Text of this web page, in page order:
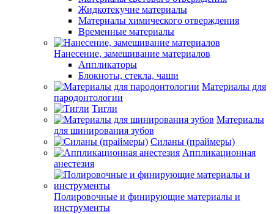
Жидкотекучие материалы
Материалы химического отверждения
Временные материалы
Нанесение, замешивание материалов
Аппликаторы
Блокноты, стекла, чаши
Материалы для
пародонтологии
Тигли
Материалы
для шинирования зубов
Силаны (праймеры)
Аппликационная
анестезия
Полировочные и финирующие материалы и
инструменты